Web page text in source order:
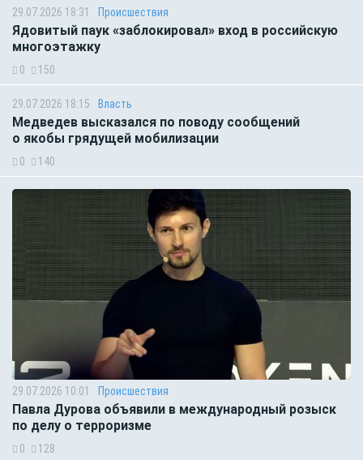
29.07.2026 18:31 Происшествия
Ядовитый паук «заблокировал» вход в российскую
многоэтажку
0 150
29.07.2026 18:15 Власть
Медведев высказался по поводу сообщений
о якобы грядущей мобилизации
0 140
29.07.2026 10:01 Происшествия
Павла Дурова объявили в международный розыск
по делу о терроризме
0 128